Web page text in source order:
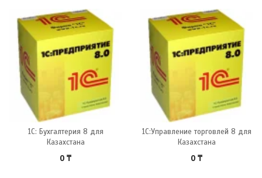
1С: Бухгалтерия 8 для
Казахстана
0 ₸
1С:Управление торговлей 8 для
Казахстана
0 ₸